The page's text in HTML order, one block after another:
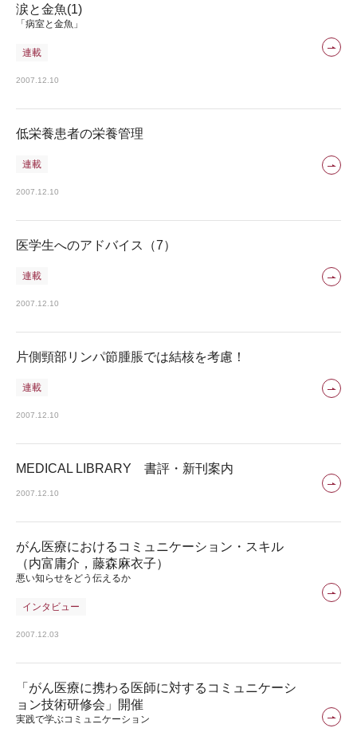
涙と金魚(1)
「病室と金魚」
連載
2007.12.10
低栄養患者の栄養管理
連載
2007.12.10
医学生へのアドバイス（7）
連載
2007.12.10
片側頸部リンパ節腫脹では結核を考慮！
連載
2007.12.10
MEDICAL LIBRARY 書評・新刊案内
2007.12.10
がん医療におけるコミュニケーション・スキル
（内富庸介，藤森麻衣子）
悪い知らせをどう伝えるか
インタビュー
2007.12.03
「がん医療に携わる医師に対するコミュニケーシ
ョン技術研修会」開催
実践で学ぶコミュニケーション